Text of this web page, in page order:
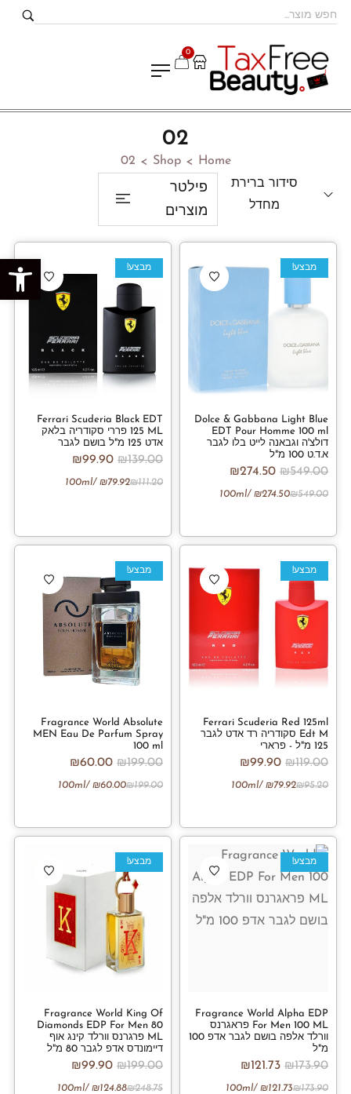
פתח סרגל נגישות
0
02
Home
>
Shop
>
02
סידור ברירת
מחדל
פילטר
מוצרים
מבצע!
Dolce & Gabbana Light Blue
EDT Pour Homme 100 ml
דולצ'ה וגבאנה לייט בלו לגבר
א.ד.ט 100 מ"ל
₪549.00
₪274.50
₪549.00
₪274.50
/100ml
מבצע!
Ferrari Scuderia Black EDT
125 ML פררי סקודריה בלאק
אדט 125 מ"ל בושם לגבר
₪139.00
₪99.90
₪111.20
₪79.92
/100ml
מבצע!
Ferrari Scuderia Red 125ml
Edt M סקודריה רד אדט לגבר
125 מ"ל - פרארי
₪119.00
₪99.90
₪95.20
₪79.92
/100ml
מבצע!
Fragrance World Absolute
MEN Eau De Parfum Spray
100 ml
₪199.00
₪60.00
₪199.00
₪60.00
/100ml
מבצע!
Fragrance World Alpha EDP
For Men 100 ML פראגרנס
וורלד אלפה בושם לגבר אדפ 100
מ"ל
₪173.90
₪121.73
₪173.90
₪121.73
/100ml
מבצע!
Fragrance World King Of
Diamonds EDP For Men 80
ML פרגרנס וורלד קינג אוף
דיימונדס אדפ לגבר 80 מ"ל
₪199.00
₪99.90
₪248.75
₪124.88
/100ml